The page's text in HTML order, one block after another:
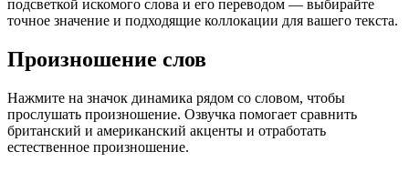
подсветкой искомого слова и его переводом — выбирайте
точное значение и подходящие коллокации для вашего текста.
Произношение слов
Нажмите на значок динамика рядом со словом, чтобы
прослушать произношение. Озвучка помогает сравнить
британский и американский акценты и отработать
естественное произношение.